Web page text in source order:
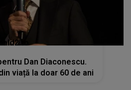
Dan Diaconescu.
viață la doar 60 de ani